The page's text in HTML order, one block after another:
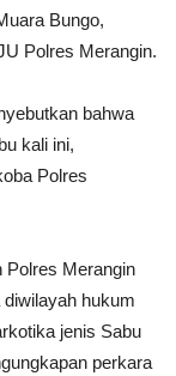
Bungo,
Polres Merangin.
bahwa
kali ini,
Polres
Polres Merangin
hukum
jenis Sabu
perkara